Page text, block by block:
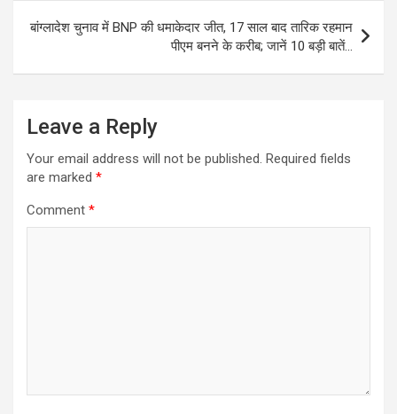
बांग्लादेश चुनाव में BNP की धमाकेदार जीत, 17 साल बाद तारिक रहमान
पीएम बनने के करीब; जानें 10 बड़ी बातें…
Leave a Reply
Your email address will not be published. Required fields
are marked *
Comment *